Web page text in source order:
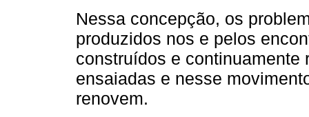
Nessa concepção, os
produzidos nos e pelos
construídos e
ensaiadas e nesse
renovem.